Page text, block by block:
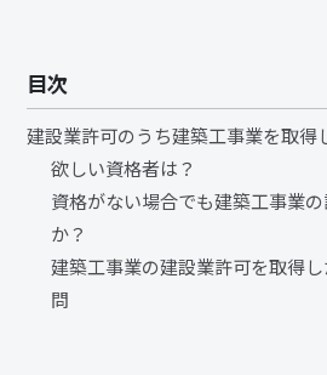
目次
建設業許可のうち建築工事業を取得
欲しい資格者は？
資格がない場合でも建築工事業
か？
建築工事業の建設業許可を取得
問